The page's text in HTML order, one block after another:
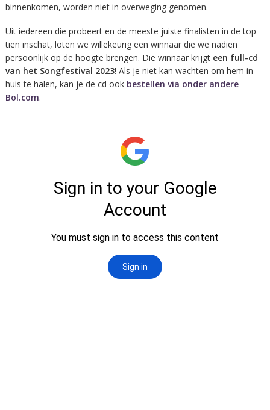
binnenkomen, worden niet in overweging genomen.
Uit iedereen die probeert en de meeste juiste finalisten in de top
tien inschat, loten we willekeurig een winnaar die we nadien
persoonlijk op de hoogte brengen. Die winnaar krijgt een full-cd
van het Songfestival 2023! Als je niet kan wachten om hem in
huis te halen, kan je de cd ook bestellen via onder andere
Bol.com.